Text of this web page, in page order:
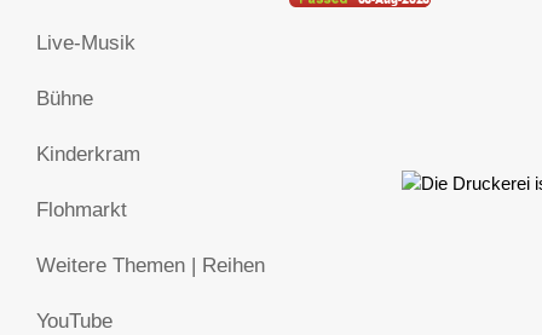
Live-Musik
Bühne
Kinderkram
Flohmarkt
Weitere Themen | Reihen
YouTube